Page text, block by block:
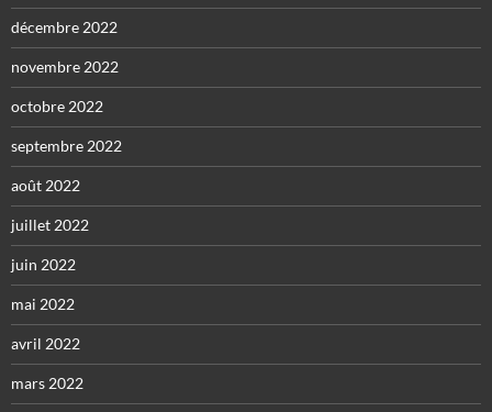
décembre 2022
novembre 2022
octobre 2022
septembre 2022
août 2022
juillet 2022
juin 2022
mai 2022
avril 2022
mars 2022